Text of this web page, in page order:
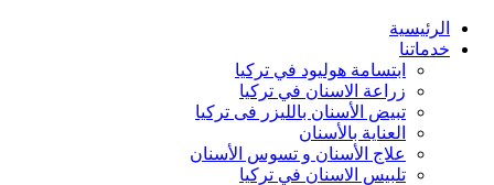
الرئيسية
خدماتنا
ابتسامة هوليود في تركيا
زراعة الاسنان في تركيا
تبيض الأسنان بالليزر فى تركيا
العناية بالأسنان
علاج الأسنان و تسوس الأسنان
تلبيس الاسنان في تركيا